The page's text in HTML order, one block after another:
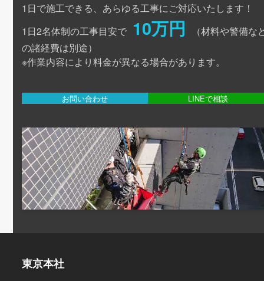
1日で施工できる、あらゆる工事にご対応いたします！
1日2名体制の工事目安で 10万円
（材料や警備な
の諸経費は別途）
※作業内容により料金が異なる場合があります。
お問い合わせ LINEで相談
東京本社